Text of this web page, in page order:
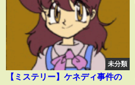
未分類
【ミステリー】ケネディ事件の